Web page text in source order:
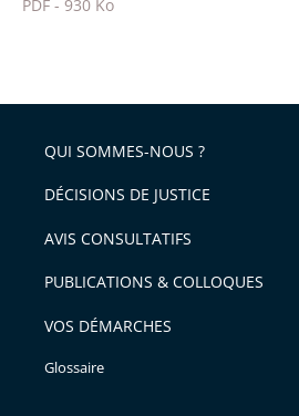
pour
PDF - 930 Ko
l'article
pour
avant
QUI SOMMES-NOUS ?
DÉCISIONS DE JUSTICE
AVIS CONSULTATIFS
PUBLICATIONS & COLLOQUES
VOS DÉMARCHES
Glossaire